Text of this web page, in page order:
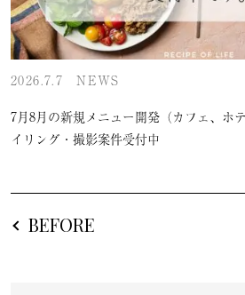
2026.7.7 NEWS
7月8月の新規メニュー開発（カフェ、ホ
イリング・撮影案件受付中
BEFORE